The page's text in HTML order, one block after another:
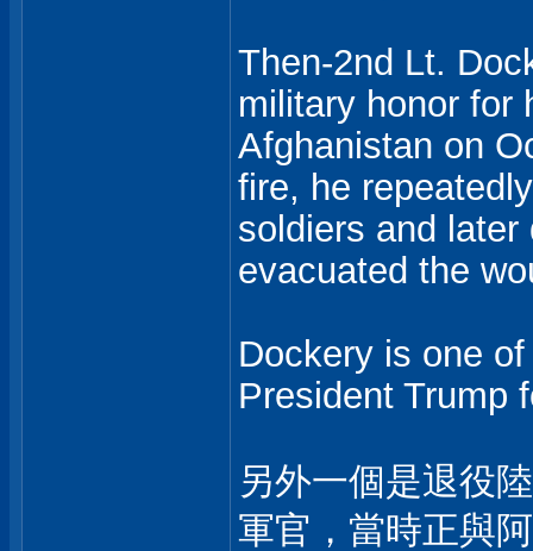
Then-2nd Lt.
military honor for
Afghanistan on
fire, he
soldiers and
evacuated the
Dockery is one
President Trump
另外一個是退役
軍官，當時正與